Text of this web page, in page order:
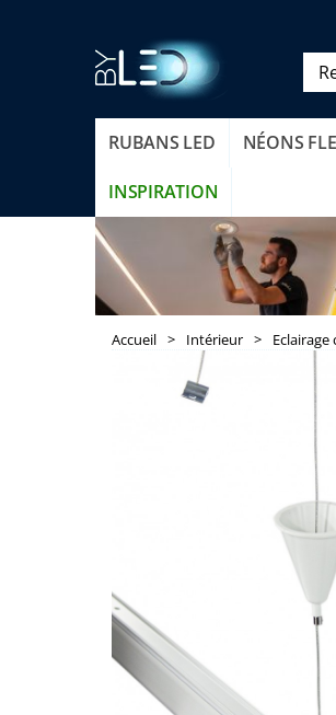
RUBANS LED NÉONS
INSPIRATION
Accueil > Intérieur >